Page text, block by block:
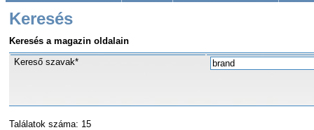
Keresés
Keresés a magazin oldalain
Kereső szavak*
Találatok száma: 15